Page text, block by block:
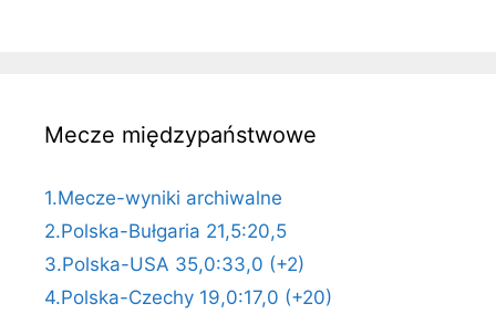
Mecze międzypaństwowe
1.Mecze-wyniki archiwalne
2.Polska-Bułgaria 21,5:20,5
3.Polska-USA 35,0:33,0 (+2)
4.Polska-Czechy 19,0:17,0 (+20)